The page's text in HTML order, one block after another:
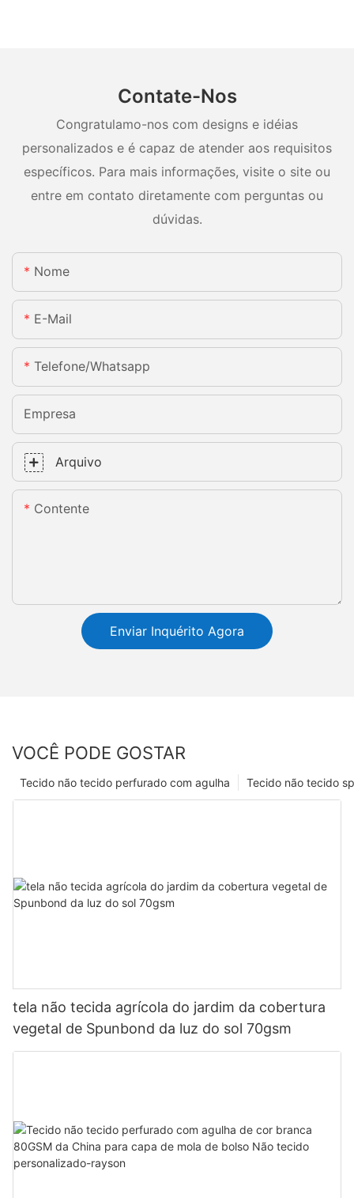
Contate-Nos
Congratulamo-nos com designs e idéias
personalizados e é capaz de atender aos requisitos
específicos. Para mais informações, visite o site ou
entre em contato diretamente com perguntas ou
dúvidas.
Nome
E-Mail
Telefone/whatsapp
Empresa
Arquivo
Contente
Enviar Inquérito Agora
VOCÊ PODE GOSTAR
Tecido não tecido
Tecido não tecido perfurado com agulha
tela não tecida agrícola do jardim da cobertura
vegetal de Spunbond da luz do sol 70gsm